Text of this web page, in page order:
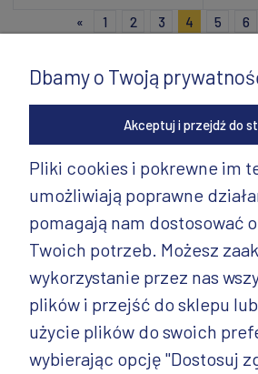
«
1 2 3 4 5 6
INFORMACJE
PRODUKTY CD.
POZOSTAŁE
Dbamy o Twoją
Akceptuj i przejdź do
Pliki cookies i pokrewne im
umożliwiają poprawne
pomagają nam dostosować
Twoich potrzeb. Możesz
wykorzystanie przez nas
plików i przejść do sklepu
użycie plików do swoich
wybierając opcję "Dostosuj